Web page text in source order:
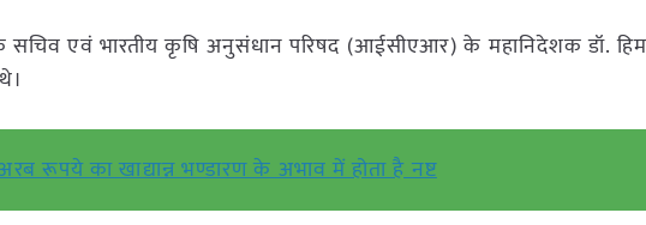
एवं भारतीय कृषि अनुसंधान परिषद (आईसीएआर) के महानिदेशक डॉ.
रूपये का खाद्यान्न भण्डारण के अभाव में होता है नष्ट